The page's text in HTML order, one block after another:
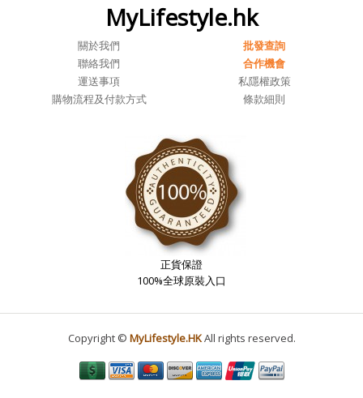
MyLifestyle.hk
關於我們
批發查詢
聯絡我們
合作機會
運送事項
私隱權政策
購物流程及付款方式
條款細則
正貨保證
100%全球原裝入口
Copyright © MyLifestyle.HKAll rights reserved.